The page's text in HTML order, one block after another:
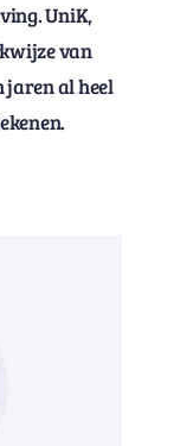
UniK,
van
jaren al heel